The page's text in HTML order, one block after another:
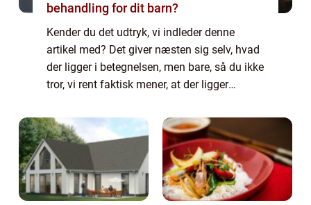
behandling for dit barn?
Kender du det udtryk, vi indleder denne
artikel med? Det giver næsten sig selv, hvad
der ligger i betegnelsen, men bare, så du ikke
tror, vi rent faktisk mener, at der ligger
skulle der helst ikke...